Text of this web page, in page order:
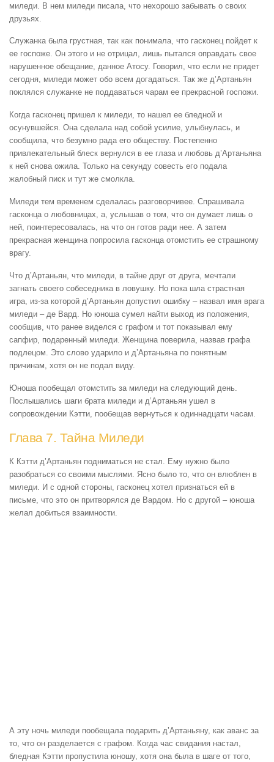
миледи. В нем миледи писала, что нехорошо забывать о своих
друзьях.
Служанка была грустная, так как понимала, что гасконец пойдет к
ее госпоже. Он этого и не отрицал, лишь пытался оправдать свое
нарушенное обещание, данное Атосу. Говорил, что если не придет
сегодня, миледи может обо всем догадаться. Так же д’Артаньян
поклялся служанке не поддаваться чарам ее прекрасной госпожи.
Когда гасконец пришел к миледи, то нашел ее бледной и
осунувшейся. Она сделала над собой усилие, улыбнулась, и
сообщила, что безумно рада его обществу. Постепенно
привлекательный блеск вернулся в ее глаза и любовь д’Артаньяна
к ней снова ожила. Только на секунду совесть его подала
жалобный писк и тут же смолкла.
Миледи тем временем сделалась разговорчивее. Спрашивала
гасконца о любовницах, а, услышав о том, что он думает лишь о
ней, поинтересовалась, на что он готов ради нее. А затем
прекрасная женщина попросила гасконца отомстить ее страшному
врагу.
Что д’Артаньян, что миледи, в тайне друг от друга, мечтали
загнать своего собеседника в ловушку. Но пока шла страстная
игра, из-за которой д’Артаньян допустил ошибку – назвал имя врага
миледи – де Вард. Но юноша сумел найти выход из положения,
сообщив, что ранее виделся с графом и тот показывал ему
сапфир, подаренный миледи. Женщина поверила, назвав графа
подлецом. Это слово ударило и д’Артаньяна по понятным
причинам, хотя он не подал виду.
Юноша пообещал отомстить за миледи на следующий день.
Послышались шаги брата миледи и д’Артаньян ушел в
сопровождении Кэтти, пообещав вернуться к одиннадцати часам.
Глава 7. Тайна Миледи
К Кэтти д’Артаньян подниматься не стал. Ему нужно было
разобраться со своими мыслями. Ясно было то, что он влюблен в
миледи. И с одной стороны, гасконец хотел признаться ей в
письме, что это он притворялся де Вардом. Но с другой – юноша
желал добиться взаимности.
А эту ночь миледи пообещала подарить д’Артаньяну, как аванс за
то, что он разделается с графом. Когда час свидания настал,
бледная Кэтти пропустила юношу, хотя она была в шаге от того,